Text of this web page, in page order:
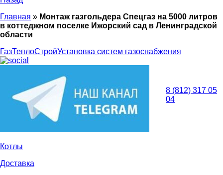
Главная » Монтаж газгольдера Спецгаз на 5000 литров
в коттеджном поселке Ижорский сад в Ленинградской
области
ГазТеплоСтройУстановка систем газоснабжения
8 (812) 317 05
04
Котлы
Доставка